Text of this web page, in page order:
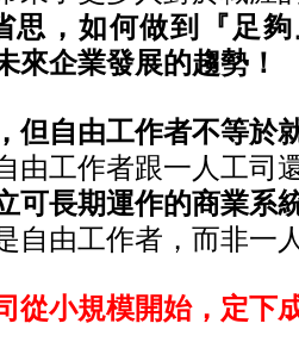
思，如何做到『足
來企業發展的趨勢！
但自由工作者不等於
由工作者跟一人工司
可長期運作的商業系
自由工作者，而非一
從小規模開始，定下